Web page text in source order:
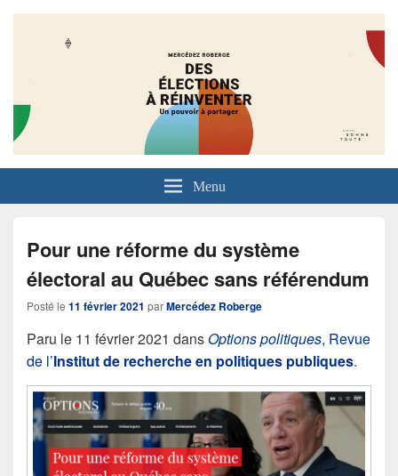
Menu
Pour une réforme du système
électoral au Québec sans référendum
Posté le 11 février 2021 parMercédez Roberge
Paru le 11 février 2021 dansOptions politiques, Revue
de l’Institut de recherche en politiques publiques.